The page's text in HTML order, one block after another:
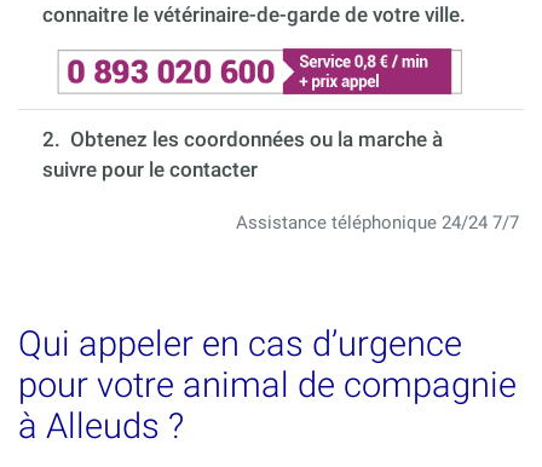
connaitre le vétérinaire-de-garde de votre ville.
2. Obtenez les coordonnées ou la marche à
suivre pour le contacter
Assistance téléphonique 24/24 7/7
Qui appeler en cas d’urgence
pour votre animal de compagnie
à Alleuds ?